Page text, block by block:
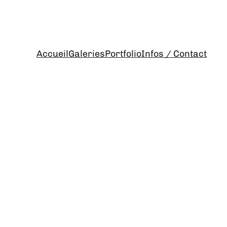
AccueilGaleriesPortfolioInfos / Contact